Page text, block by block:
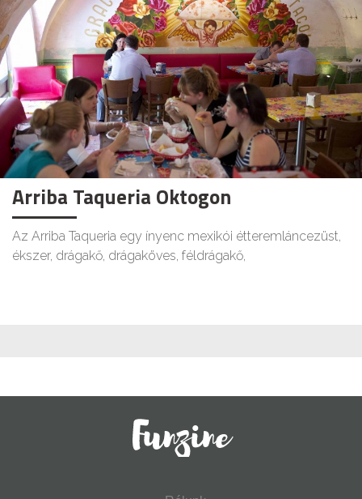
Arriba Taqueria Oktogon
Az Arriba Taqueria egy ínyenc mexikói étteremláncezüst,
ékszer, drágakő, drágaköves, féldrágakő,